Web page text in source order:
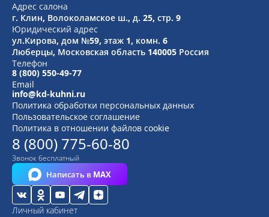
Адрес салона
г. Клин, Волоколамское ш., д. 25, стр. 9
Юридический адрес
ул.Кирова, дом №59, этаж 1, комн. 6
Люберцы, Московская область 140005 Россия
Телефон
8 (800) 550-49-77
Email
info@kd-kuhni.ru
Политика обработки персональных данных
Пользовательское соглашение
Политика в отношении файлов cookie
8 (800) 775-60-80
Звонок бесплатный
Написать в MAX
Личный кабинет